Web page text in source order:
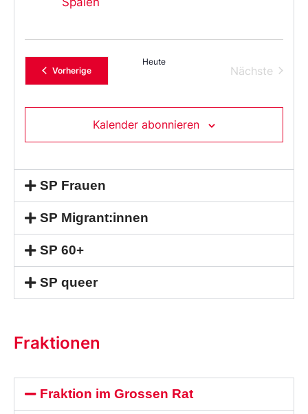
VorherigeVeranstaltungen
Heute
Nächste
Kalender abonnieren
SP Frauen
SP Migrant:innen
SP 60+
SP queer
Fraktionen
Fraktion im Grossen Rat